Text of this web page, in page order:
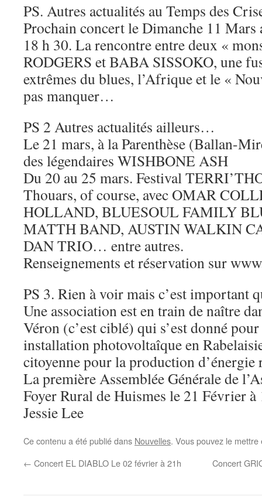
PS. Autres actualités au Temps des
Prochain concert le Dimanche 11
18 h 30. La rencontre entre deux «
RODGERS et BABA SISSOKO, une
extrêmes du blues, l’Afrique et le «
pas manquer…
PS 2 Autres actualités ailleurs…
Le 21 mars, à la Parenthèse (Ballan-
des légendaires WISHBONE ASH
Du 20 au 25 mars. Festival
Thouars, of course, avec OMAR
HOLLAND, BLUESOUL FAMILY
MATTH BAND, AUSTIN WALKIN
DAN TRIO… entre autres.
Renseignements et réservation sur
PS 3. Rien à voir mais c’est important
Une association est en train de naître
Véron (c’est ciblé) qui s’est donné
installation photovoltaîque en
citoyenne pour la production d’énergie
La première Assemblée Générale de
Foyer Rural de Huismes le 21 Février
Jessie Lee
Ce contenu a été publié dans Nouvelles. Vous pouvez le
← Concert EL DIABLO Le 02 février à 21h Concert